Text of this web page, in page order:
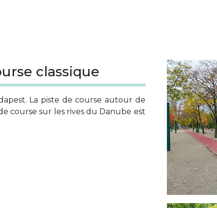
classique
La piste de course autour de
course sur les rives du Danube est